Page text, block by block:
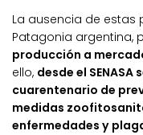
La ausencia de
Patagonia argentina,
producción a
ello, desde el
cuarentenario de
medidas
enfermedades y